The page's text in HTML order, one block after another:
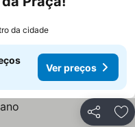
da cidade
Ver preços
Partilhar